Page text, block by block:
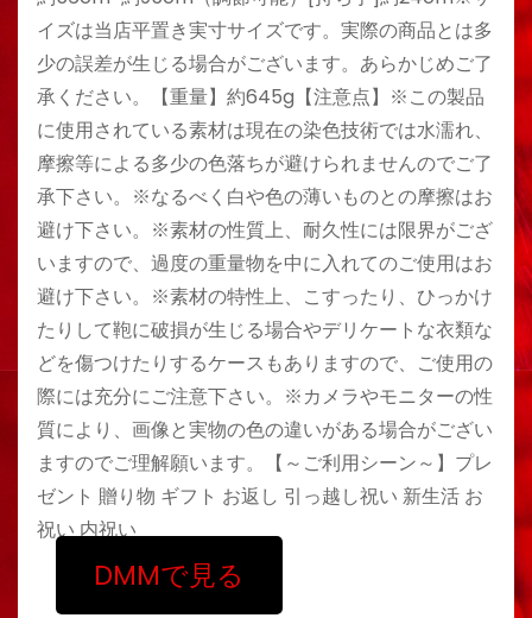
イズは当店平置き実寸サイズです。実際の商品とは多
少の誤差が生じる場合がございます。あらかじめご了
承ください。【重量】約645g【注意点】※この製品
に使用されている素材は現在の染色技術では水濡れ、
摩擦等による多少の色落ちが避けられませんのでご了
承下さい。※なるべく白や色の薄いものとの摩擦はお
避け下さい。※素材の性質上、耐久性には限界がござ
いますので、過度の重量物を中に入れてのご使用はお
避け下さい。※素材の特性上、こすったり、ひっかけ
たりして鞄に破損が生じる場合やデリケートな衣類な
どを傷つけたりするケースもありますので、ご使用の
際には充分にご注意下さい。※カメラやモニターの性
質により、画像と実物の色の違いがある場合がござい
ますのでご理解願います。【～ご利用シーン～】プレ
ゼント 贈り物 ギフト お返し 引っ越し祝い 新生活 お
祝い 内祝い
DMMで見る